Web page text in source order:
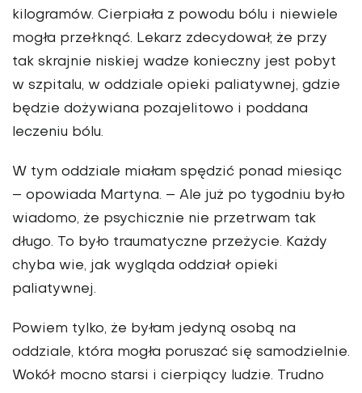
kilogramów. Cierpiała z powodu bólu i niewiele
mogła przełknąć. Lekarz zdecydował, że przy
tak skrajnie niskiej wadze konieczny jest pobyt
w szpitalu, w oddziale opieki paliatywnej, gdzie
będzie dożywiana pozajelitowo i poddana
leczeniu bólu.
W tym oddziale miałam spędzić ponad miesiąc
– opo­wiada Martyna. – Ale już po tygodniu było
wiadomo, że psychicznie nie przetrwam tak
długo. To było traumatyczne przeżycie. Każdy
chyba wie, jak wygląda oddział opieki
paliatywnej.
Powiem tylko, że byłam jedyną osobą na
oddziale, która mogła poruszać się samodzielnie.
Wokół mocno starsi i cierpiący ludzie. Trudno